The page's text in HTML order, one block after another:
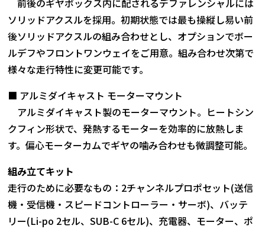
前後のギヤボックス内に配されるデファレンシャルには
ソリッドアクスルを採用。初期状態では最も操縦し易い前
後ソリッドアクスルの組み合わせとし、オプションでボー
ルデフやフロントワンウェイをご用意。組み合わせ次第で
様々な走行特性に変更可能です。
■ アルミダイキャスト モーターマウント
アルミダイキャスト製のモーターマウント。ヒートシン
クフィン形状で、発熱するモーターを効率的に放熱しま
す。偏心モーターカムでギヤの噛み合わせも微調整可能。
組み立てキット
走行のために必要なもの：2チャンネルプロポセット(送信
機・受信機・スピードコントローラー・サーボ)、バッテ
リー(Li-po 2セル、SUB-C 6セル)、充電器、モーター、ポ